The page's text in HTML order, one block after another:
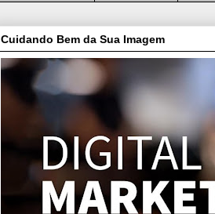
Cuidando Bem da Sua Imagem